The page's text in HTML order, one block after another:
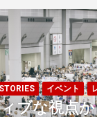
イベント
ブな視点